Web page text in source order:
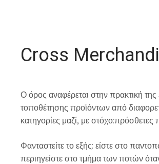
Cross
Ο όρος αναφέρεται στην πρακτική
τοποθέτησης προϊόντων από
κατηγορίες μαζί, με στόχο:πρόσθετες
Φανταστείτε το εξής: είστε στο
περιηγείστε στο τμήμα των ποτών